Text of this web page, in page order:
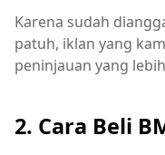
Karena sudah
patuh, iklan yang
peninjauan yang
2. Cara Beli